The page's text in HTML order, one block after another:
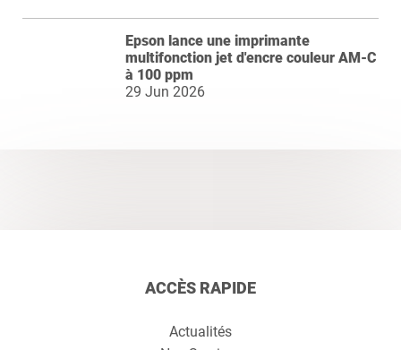
Epson lance une imprimante
multifonction jet d'encre couleur AM-C
à 100 ppm
29 Jun 2026
ACCÈS RAPIDE
Actualités